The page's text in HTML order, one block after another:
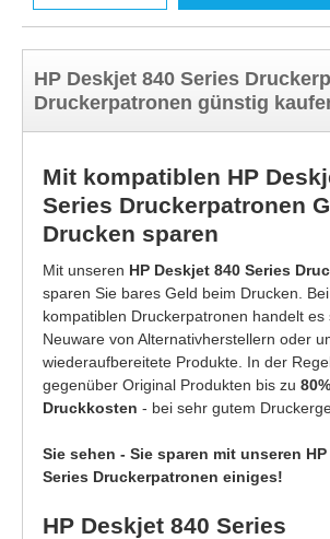
HP Deskjet 840 Series
Druckerpatronen günstig
Mit kompatiblen HP
Series Druckerpatronen
Drucken sparen
Mit unseren HP Deskjet 840 Series
sparen Sie bares Geld beim Drucken.
kompatiblen Druckerpatronen handelt es
Neuware von Alternativherstellern oder
wiederaufbereitete Produkte. In der
gegenüber Original Produkten bis zu
Druckkosten - bei sehr gutem
Sie sehen - Sie sparen mit unseren
Series Druckerpatronen einiges!
HP Deskjet 840 Series